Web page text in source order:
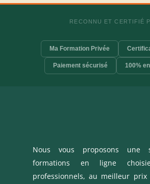
RECONNU ET CERTIFIÉ
Ma Formation Privée
Paiement sécurisé 100%
Nous vous proposons une
formations en ligne
professionnels, au meilleur prix